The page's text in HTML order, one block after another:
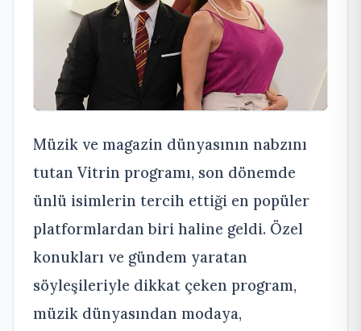
Müzik ve magazin dünyasının nabzını
tutan Vitrin programı, son dönemde
ünlü isimlerin tercih ettiği en popüler
platformlardan biri haline geldi. Özel
konukları ve gündem yaratan
söyleşileriyle dikkat çeken program,
müzik dünyasından modaya,